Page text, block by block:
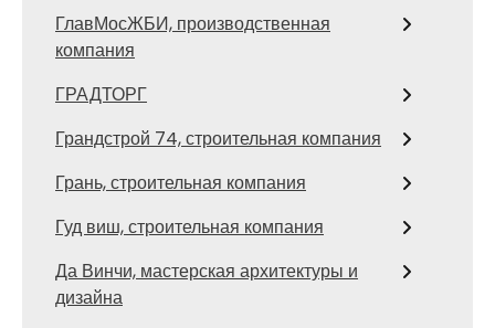
ГлавМосЖБИ, производственная
компания
ГРАДТОРГ
Грандстрой 74, строительная компания
Грань, строительная компания
Гуд виш, строительная компания
Да Винчи, мастерская архитектуры и
дизайна